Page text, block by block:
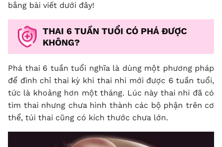
bằng bài viết dưới đây!
THAI 6 TUẦN TUỔI CÓ PHÁ ĐƯỢC
KHÔNG?
Phá thai 6 tuần tuổi nghĩa là dùng một phương pháp
để đình chỉ thai kỳ khi thai nhi mới được 6 tuần tuổi,
tức là khoảng hơn một tháng. Lúc này thai nhi đã có
tim thai nhưng chưa hình thành các bộ phận trên cơ
thể, túi thai cũng có kích thước chưa lớn.